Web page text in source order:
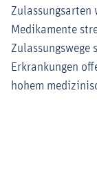
Zulassungsarten
Medikamente
Erkrankungen
hohem